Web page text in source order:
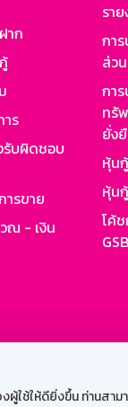
ช้ให้ดียิ่งขึ้น ท่านสา
าก
ร
รับผิดชอบ
รขาย
ณ - เงิน
รา
กา
ส่ว
กา
ทรั
ยั่ง
หุ้น
หุ้น
โค้